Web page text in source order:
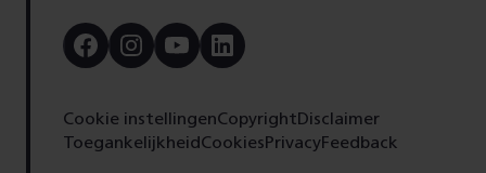
Bezoek
onze
Bezoek
onze
Bezoek
onze
Bezoek
onze
Cookie instellingenCopyright Disclaimer
Toegankelijkheid Cookies PrivacyFeedback